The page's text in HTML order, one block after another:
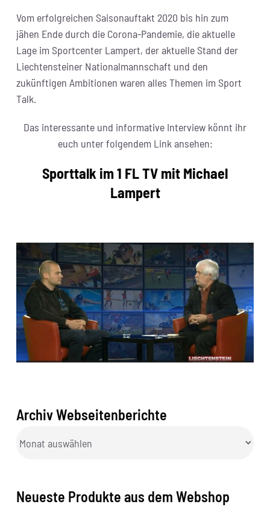
Vom erfolgreichen Saisonauftakt 2020 bis hin zum
jähen Ende durch die Corona-Pandemie, die aktuelle
Lage im Sportcenter Lampert, der aktuelle Stand der
Liechtensteiner Nationalmannschaft und den
zukünftigen Ambitionen waren alles Themen im Sport
Talk.
Das interessante und informative Interview könnt ihr
euch unter folgendem Link ansehen:
Sporttalk im 1 FL TV mit Michael
Lampert
Archiv Webseitenberichte
Webseitenberichte
Neueste Produkte aus dem Webshop